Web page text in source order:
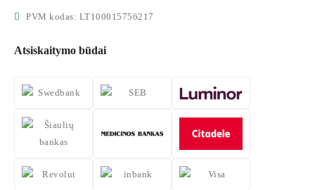
PVM kodas: LT100015756217
Atsiskaitymo būdai